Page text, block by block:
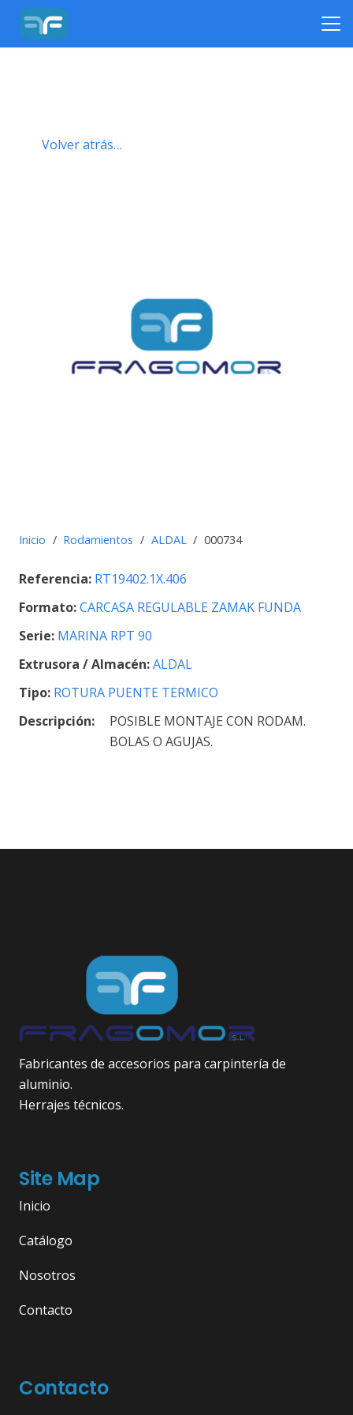
Volver atrás…
Inicio / Rodamientos / ALDAL / 000734
Referencia: RT19402.1X.406
Formato:CARCASA REGULABLE ZAMAK FUNDA
Serie: MARINA RPT 90
Extrusora / Almacén:ALDAL
Tipo: ROTURA PUENTE TERMICO
Descripción:
POSIBLE MONTAJE CON RODAM.
BOLAS O AGUJAS.
Fabricantes de accesorios para carpintería de
aluminio.
Herrajes técnicos.
Site Map
Inicio
Catálogo
Nosotros
Contacto
Contacto